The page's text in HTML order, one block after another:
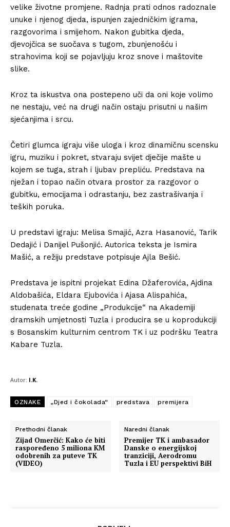
velike životne promjene. Radnja prati odnos radoznale
unuke i njenog djeda, ispunjen zajedničkim igrama,
razgovorima i smijehom. Nakon gubitka djeda,
djevojčica se suočava s tugom, zbunjenošću i
strahovima koji se pojavljuju kroz snove i maštovite
slike.
Kroz ta iskustva ona postepeno uči da oni koje volimo
ne nestaju, već na drugi način ostaju prisutni u našim
sjećanjima i srcu.
Četiri glumca igraju više uloga i kroz dinamičnu scensku
igru, muziku i pokret, stvaraju svijet dječije mašte u
kojem se tuga, strah i ljubav prepliću. Predstava na
nježan i topao način otvara prostor za razgovor o
gubitku, emocijama i odrastanju, bez zastrašivanja i
teških poruka.
U predstavi igraju: Melisa Smajić, Azra Hasanović, Tarik
Dedajić i Danijel Pušonjić. Autorica teksta je Ismira
Mašić, a režiju predstave potpisuje Ajla Bešić.
Predstava je ispitni projekat Edina Džaferovića, Ajdina
Aldobašića, Eldara Ejubovića i Ajasa Alispahića,
studenata treće godine „Produkcije“ na Akademiji
dramskih umjetnosti Tuzla i producira se u koprodukciji
s Bosanskim kulturnim centrom TK i uz podršku Teatra
Kabare Tuzla.
Autor: I.K.
OZNAKE „Djed i čokolada“ predstava premijera
Prethodni članak
Zijad Omerčić: Kako će biti
raspoređeno 5 miliona KM
odobrenih za puteve TK
(VIDEO)
Naredni članak
Premijer TK i ambasador
Danske o energijskoj
tranziciji, Aerodromu
Tuzla i EU perspektivi BiH